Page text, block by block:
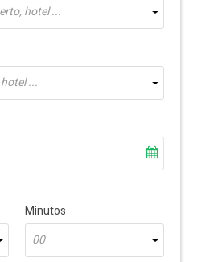
hotel ...
...
Minutos
00